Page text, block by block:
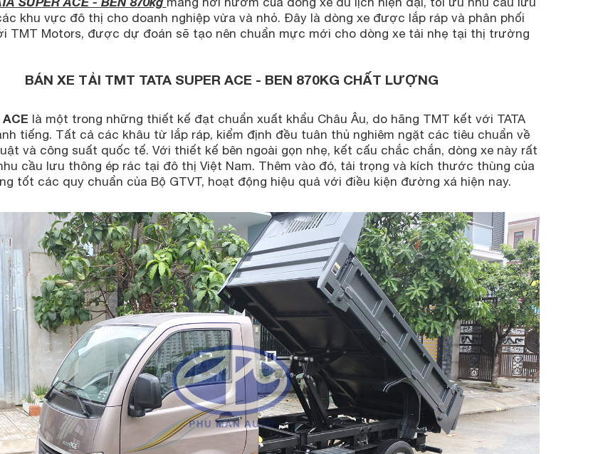
khu vực đô thị cho doanh nghiệp vừa và nhỏ. Đây là dòng xe được lắp ráp và phân phối
TMT Motors, được dự đoán sẽ tạo nên chuẩn mực mới cho dòng xe tải nhẹ tại thị trường
BÁN XE TẢI TMT TATA SUPER ACE - BEN 870KG CHẤT LƯỢNG
ACE là một trong những thiết kế đạt chuẩn xuất khẩu Châu Âu, do hãng TMT kết với TATA
tiếng. Tất cả các khâu từ lắp ráp, kiểm định đều tuân thủ nghiêm ngặt các tiêu chuẩn về
và công suất quốc tế. Với thiết kế bên ngoài gọn nhẹ, kết cấu chắc chắn, dòng xe này rất
cầu lưu thông ép rác tại đô thị Việt Nam. Thêm vào đó, tải trọng và kích thước thùng của
tốt các quy chuẩn của Bộ GTVT, hoạt động hiệu quả với điều kiện đường xá hiện nay.